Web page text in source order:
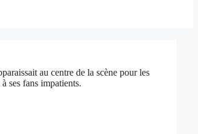
au centre de la scène pour les
ses fans impatients.